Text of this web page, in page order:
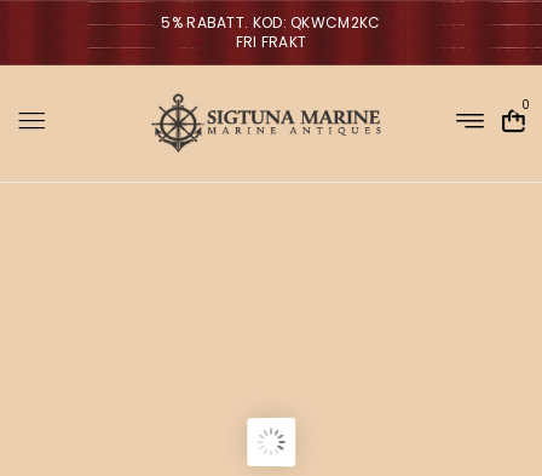
5% RABATT. KOD: QKWCM2KC
FRI FRAKT
0